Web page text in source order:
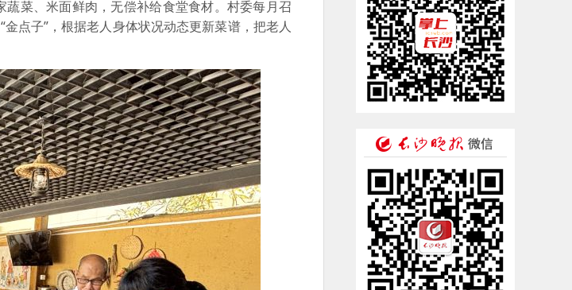
菜、米面鲜肉，无偿补给食堂食材。村委每月召
点子”，根据老人身体状况动态更新菜谱，把老人